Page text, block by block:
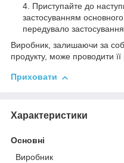
Приступайте до
застосуванням
передувало
Виробник, залишаючи за
продукту, може проводити
Приховати
Характеристики
Основні
Виробник